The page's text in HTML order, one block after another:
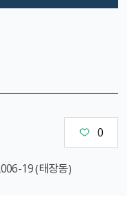
0
19 （태장동）